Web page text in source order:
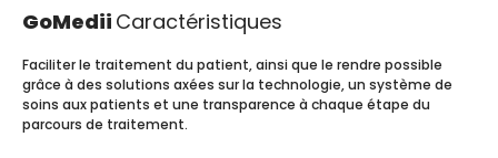
GoMedii Caractéristiques
Faciliter le traitement du patient, ainsi que le rendre possible
grâce à des solutions axées sur la technologie, un système de
soins aux patients et une transparence à chaque étape du
parcours de traitement.